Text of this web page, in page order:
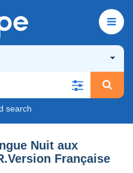
search
Nuit aux
Française